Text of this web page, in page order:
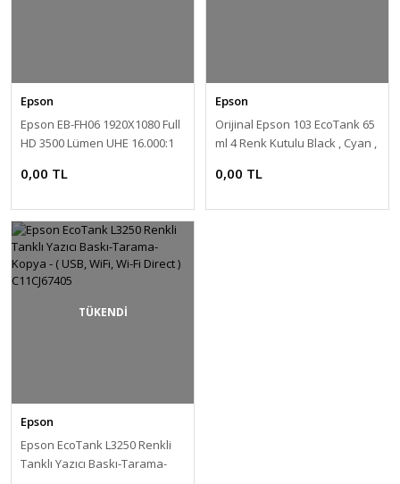
Epson
Epson EB-FH06 1920X1080 Full
HD 3500 Lümen UHE 16.000:1
Cihazı V11H974040
0,00 TL
Epson
Orijinal Epson 103 EcoTank 65
ml 4 Renk Kutulu Black , Cyan ,
Seti
0,00 TL
TÜKENDİ
Epson
Epson EcoTank L3250 Renkli
Tanklı Yazıcı Baskı-Tarama-